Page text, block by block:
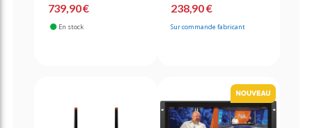
739,90 €
En stock
238,90 €
Sur commande fabricant